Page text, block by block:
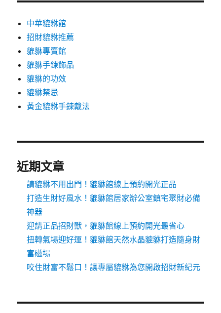
中華貔貅館
招財貔貅推薦
貔貅專賣館
貔貅手鍊飾品
貔貅的功效
貔貅禁忌
黃金貔貅手鍊戴法
近期文章
請貔貅不用出門！貔貅館線上預約開光正品
打造生財好風水！貔貅館居家辦公室鎮宅聚財必備
神器
迎請正品招財獸，貔貅館線上預約開光最省心
扭轉氣場迎好運！貔貅館天然水晶貔貅打造隨身財
富磁場
咬住財富不鬆口！讓專屬貔貅為您開啟招財新紀元